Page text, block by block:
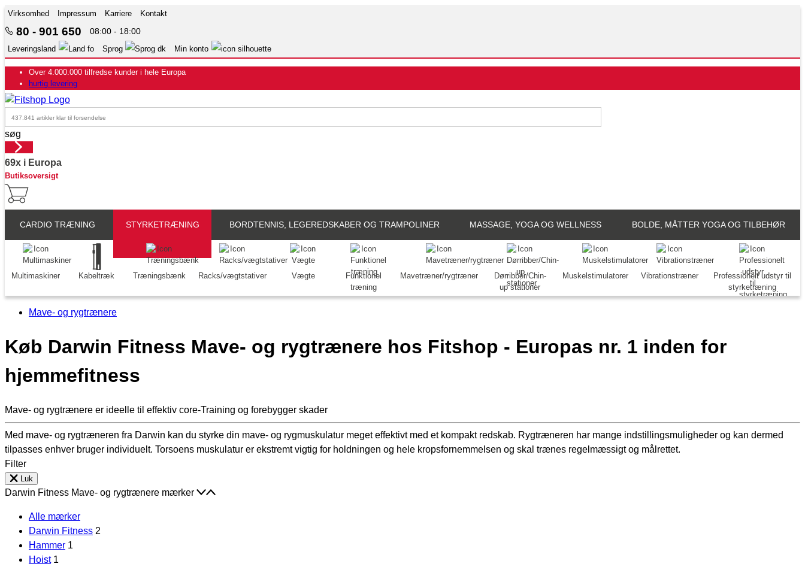
Virksomhed Impressum Karriere Kontakt
80 - 901 650 08:00 - 18:00
Leveringsland Sprog Min konto
Over 4.000.000 tilfredse kunder i hele Europa
hurtig levering
Din hjemmefitnessekspert gennem 42 år
Over 4.000.000 tilfredse kunder i hele Europa
hurtig levering
søg
69x i Europa
Butiksoversigt
CARDIO TRÆNING STYRKETRÆNING BORDTENNIS, LEGEREDSKABER OG TRAMPOLINER MASSAGE, YOGA OG WELLNESS BOLDE, MÅTTER YOGA OG TILBEHØR
Multimaskiner Kabeltræk Træningsbænk Racks/vægtstativer Vægte
Funktionel
træning
Mavetræner/rygtræner
Dørribber/Chin-
up stationer
Muskelstimulatorer Vibrationstræner
Professionelt udstyr til
styrketræning
Mave- og rygtrænere
Køb Darwin Fitness Mave- og rygtrænere hos Fitshop - Europas nr. 1 inden for
hjemmefitness
Mave- og rygtrænere er ideelle til effektiv core-Training og forebygger skader
Med mave- og rygtræneren fra Darwin kan du styrke din mave- og rygmuskulatur meget effektivt med et kompakt redskab. Rygtræneren har mange indstillingsmuligheder og kan dermed
tilpasses enhver bruger individuelt. Torsoens muskulatur er ekstremt vigtig for holdningen og hele kropsfornemmelsen og skal trænes regelmæssigt og målrettet.
Filter
Luk
Darwin Fitness Mave- og rygtrænere mærker
Alle mærker
Darwin Fitness 2
Hammer 1
Hoist 1